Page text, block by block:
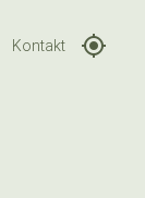
Kontakt gps_fixed